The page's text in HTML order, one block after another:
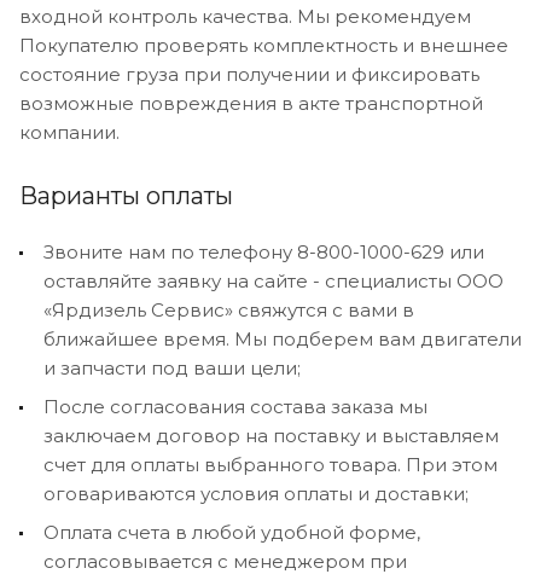
входной контроль качества. Мы рекомендуем
Покупателю проверять комплектность и внешнее
состояние груза при получении и фиксировать
возможные повреждения в акте транспортной
компании.
Варианты оплаты
Звоните нам по телефону 8-800-1000-629 или
оставляйте заявку на сайте - специалисты ООО
«Ярдизель Сервис» свяжутся с вами в
ближайшее время. Мы подберем вам двигатели
и запчасти под ваши цели;
После согласования состава заказа мы
заключаем договор на поставку и выставляем
счет для оплаты выбранного товара. При этом
оговариваются условия оплаты и доставки;
Оплата счета в любой удобной форме,
согласовывается с менеджером при